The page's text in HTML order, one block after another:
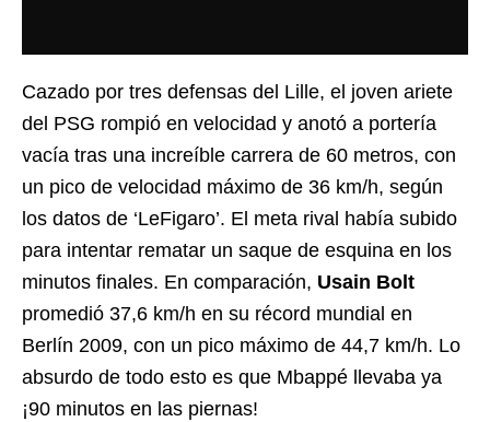
Cazado por tres defensas del Lille, el joven ariete
del PSG rompió en velocidad y anotó a portería
vacía tras una increíble carrera de 60 metros, con
un pico de velocidad máximo de 36 km/h, según
los datos de ‘LeFigaro’. El meta rival había subido
para intentar rematar un saque de esquina en los
minutos finales. En comparación, Usain Bolt
promedió 37,6 km/h en su récord mundial en
Berlín 2009, con un pico máximo de 44,7 km/h. Lo
absurdo de todo esto es que Mbappé llevaba ya
¡90 minutos en las piernas!